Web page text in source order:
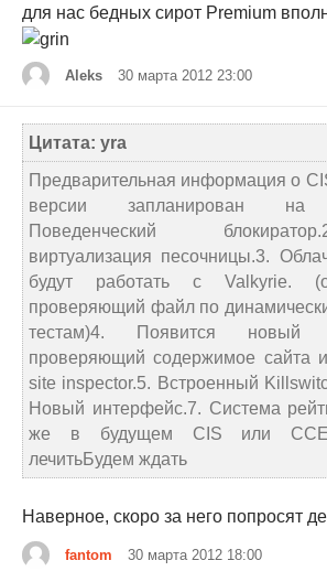
для нас бедных сирот Premium
Aleks 30 марта 2012 23:00
Цитата: yra
Предварительная информация о
версии запланирован на
Поведенческий
виртуализация песочницы.3.
будут работать с Valkyrie.
проверяющий файл по
тестам)4. Появится новый
проверяющий содержимое сайта
site inspector.5. Встроенный
Новый интерфейс.7. Система
же в будущем CIS или CCE
лечитьБудем ждать
Наверное, скоро за него попросят
fantom 30 марта 2012 18:00